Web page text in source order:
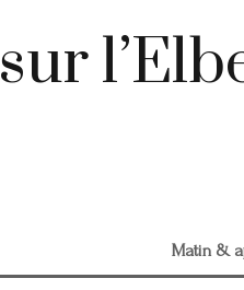
Matin &